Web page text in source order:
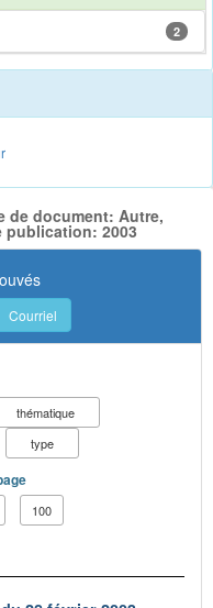
2
de document: Autre,
publication: 2003
Courriel
thématique
type
100